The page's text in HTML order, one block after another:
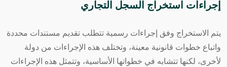
إجراءات استخراج السجل التجاري
يتم الاستخراج وفق إجراءات رسمية تتطلب تقديم مستندات محددة
واتباع خطوات قانونية معينة، وتختلف هذه الإجراءات من دولة
لأخرى، لكنها تتشابه في خطواتها الأساسية، وتتمثل هذه الإجراءات